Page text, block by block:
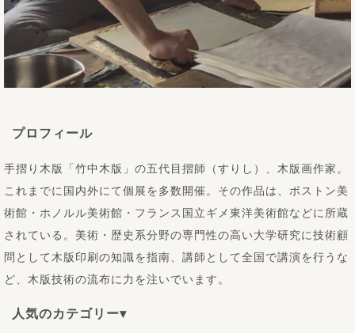
プロフィール
手摺り木版「竹中木版」の五代目摺師（すりし）、木版画作家。
これまでに国内外にて個展を多数開催。その作品は、ボストン美
術館・ホノルル美術館・フランス国立ギメ東洋美術館などに所蔵
されている。美術・歴史系分野の専門性の高い大学研究に技術顧
問として木版印刷の知識を指南、講師として全国で講演を行うな
ど、木版技術の流布に力を注いでいます。
人気のカテゴリー▾